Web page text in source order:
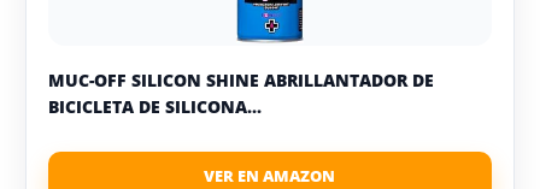
MUC-OFF SILICON SHINE ABRILLANTADOR DE
BICICLETA DE SILICONA...